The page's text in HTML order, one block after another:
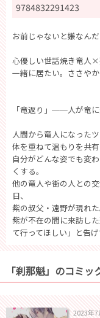
9784832291423
お前じゃないと嫌なんだ
心優しい世話焼き竜人
一緒に居たい。ささやか
「竜返り」──人が竜に
人間から竜人になった
体を重ねて温もりを共
自分がどんな姿でも変
くする。
他の竜人や街の人との
日、
紫の叔父・遠野が現れた
紫が不在の間に来訪し
て行ってほしい」と告げ
「刹那魁」のコミッ
2023年7